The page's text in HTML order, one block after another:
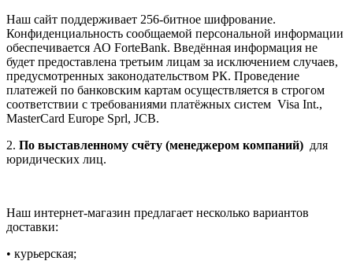
Наш сайт поддерживает 256-битное шифрование.
Конфиденциальность сообщаемой персональной информации
обеспечивается АО ForteBank. Введённая информация не
будет предоставлена третьим лицам за исключением случаев,
предусмотренных законодательством РК. Проведение
платежей по банковским картам осуществляется в строгом
соответствии с требованиями платёжных систем Visa Int.,
MasterCard Europe Sprl, JCB.
2. По выставленному счёту (менеджером компаний) для
юридических лиц.
Наш интернет-магазин предлагает несколько вариантов
доставки:
• курьерская;